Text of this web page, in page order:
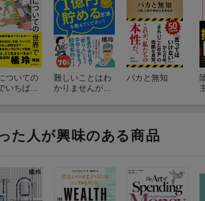
ついての
いちばん
難しいことはわ
かりませんが、
バカと無知
た人が興味のある商品